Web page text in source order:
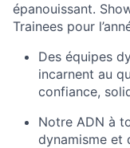
épanouissant.
Trainees pour
Des équipes
incarnent au
confiance,
Notre ADN à
dynamisme et